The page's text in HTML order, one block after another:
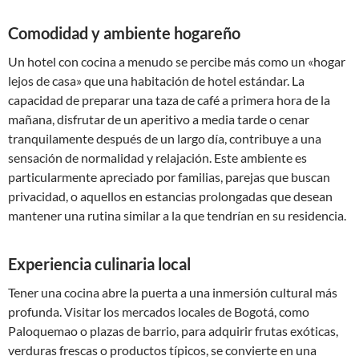
Comodidad y ambiente hogareño
Un hotel con cocina a menudo se percibe más como un «hogar
lejos de casa» que una habitación de hotel estándar. La
capacidad de preparar una taza de café a primera hora de la
mañana, disfrutar de un aperitivo a media tarde o cenar
tranquilamente después de un largo día, contribuye a una
sensación de normalidad y relajación. Este ambiente es
particularmente apreciado por familias, parejas que buscan
privacidad, o aquellos en estancias prolongadas que desean
mantener una rutina similar a la que tendrían en su residencia.
Experiencia culinaria local
Tener una cocina abre la puerta a una inmersión cultural más
profunda. Visitar los mercados locales de Bogotá, como
Paloquemao o plazas de barrio, para adquirir frutas exóticas,
verduras frescas o productos típicos, se convierte en una